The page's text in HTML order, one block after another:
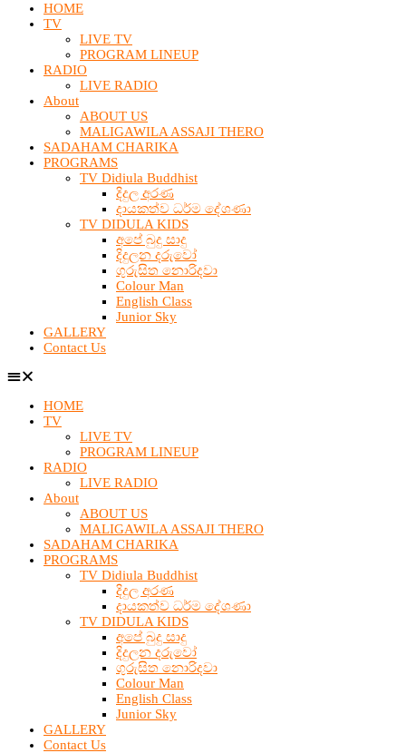
HOME
TV
LIVE TV
PROGRAM LINEUP
RADIO
LIVE RADIO
About
ABOUT US
MALIGAWILA ASSAJI THERO
SADAHAM CHARIKA
PROGRAMS
TV Didiula Buddhist
දිදුල අරණ
දායකත්ව ධර්ම දේශණා
TV DIDULA KIDS
අපේ බුදු සාදු
දිදුලන දරුවෝ
ගුරුසිත නොරිදවා
Colour Man
English Class
Junior Sky
GALLERY
Contact Us
HOME
TV
LIVE TV
PROGRAM LINEUP
RADIO
LIVE RADIO
About
ABOUT US
MALIGAWILA ASSAJI THERO
SADAHAM CHARIKA
PROGRAMS
TV Didiula Buddhist
දිදුල අරණ
දායකත්ව ධර්ම දේශණා
TV DIDULA KIDS
අපේ බුදු සාදු
දිදුලන දරුවෝ
ගුරුසිත නොරිදවා
Colour Man
English Class
Junior Sky
GALLERY
Contact Us